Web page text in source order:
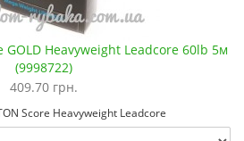
GOLD Heavyweight Leadcore 60lb 5м
(9998722)
409.70 грн.
Score Heavyweight Leadcore